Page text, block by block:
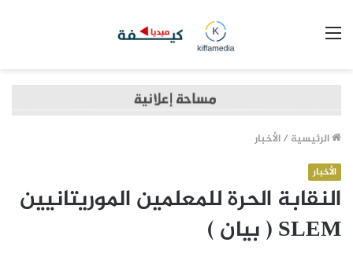
الرئيسية /الأخبار
الأخبار
النقابة الحرة للمعلمين الموريتانيين
SLEM ( بيان )